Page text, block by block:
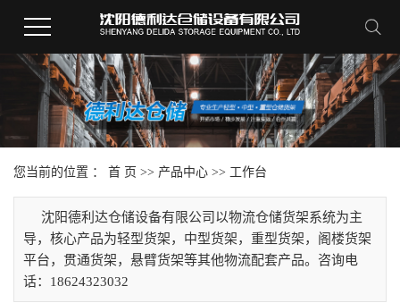
您当前的位置 ： 首 页 >> 产品中心 >> 工作台
沈阳德利达仓储设备有限公司以物流仓储货架系统为主
导，核心产品为轻型货架，中型货架，重型货架，阁楼货架
平台，贯通货架，悬臂货架等其他物流配套产品。咨询电
话：18624323032